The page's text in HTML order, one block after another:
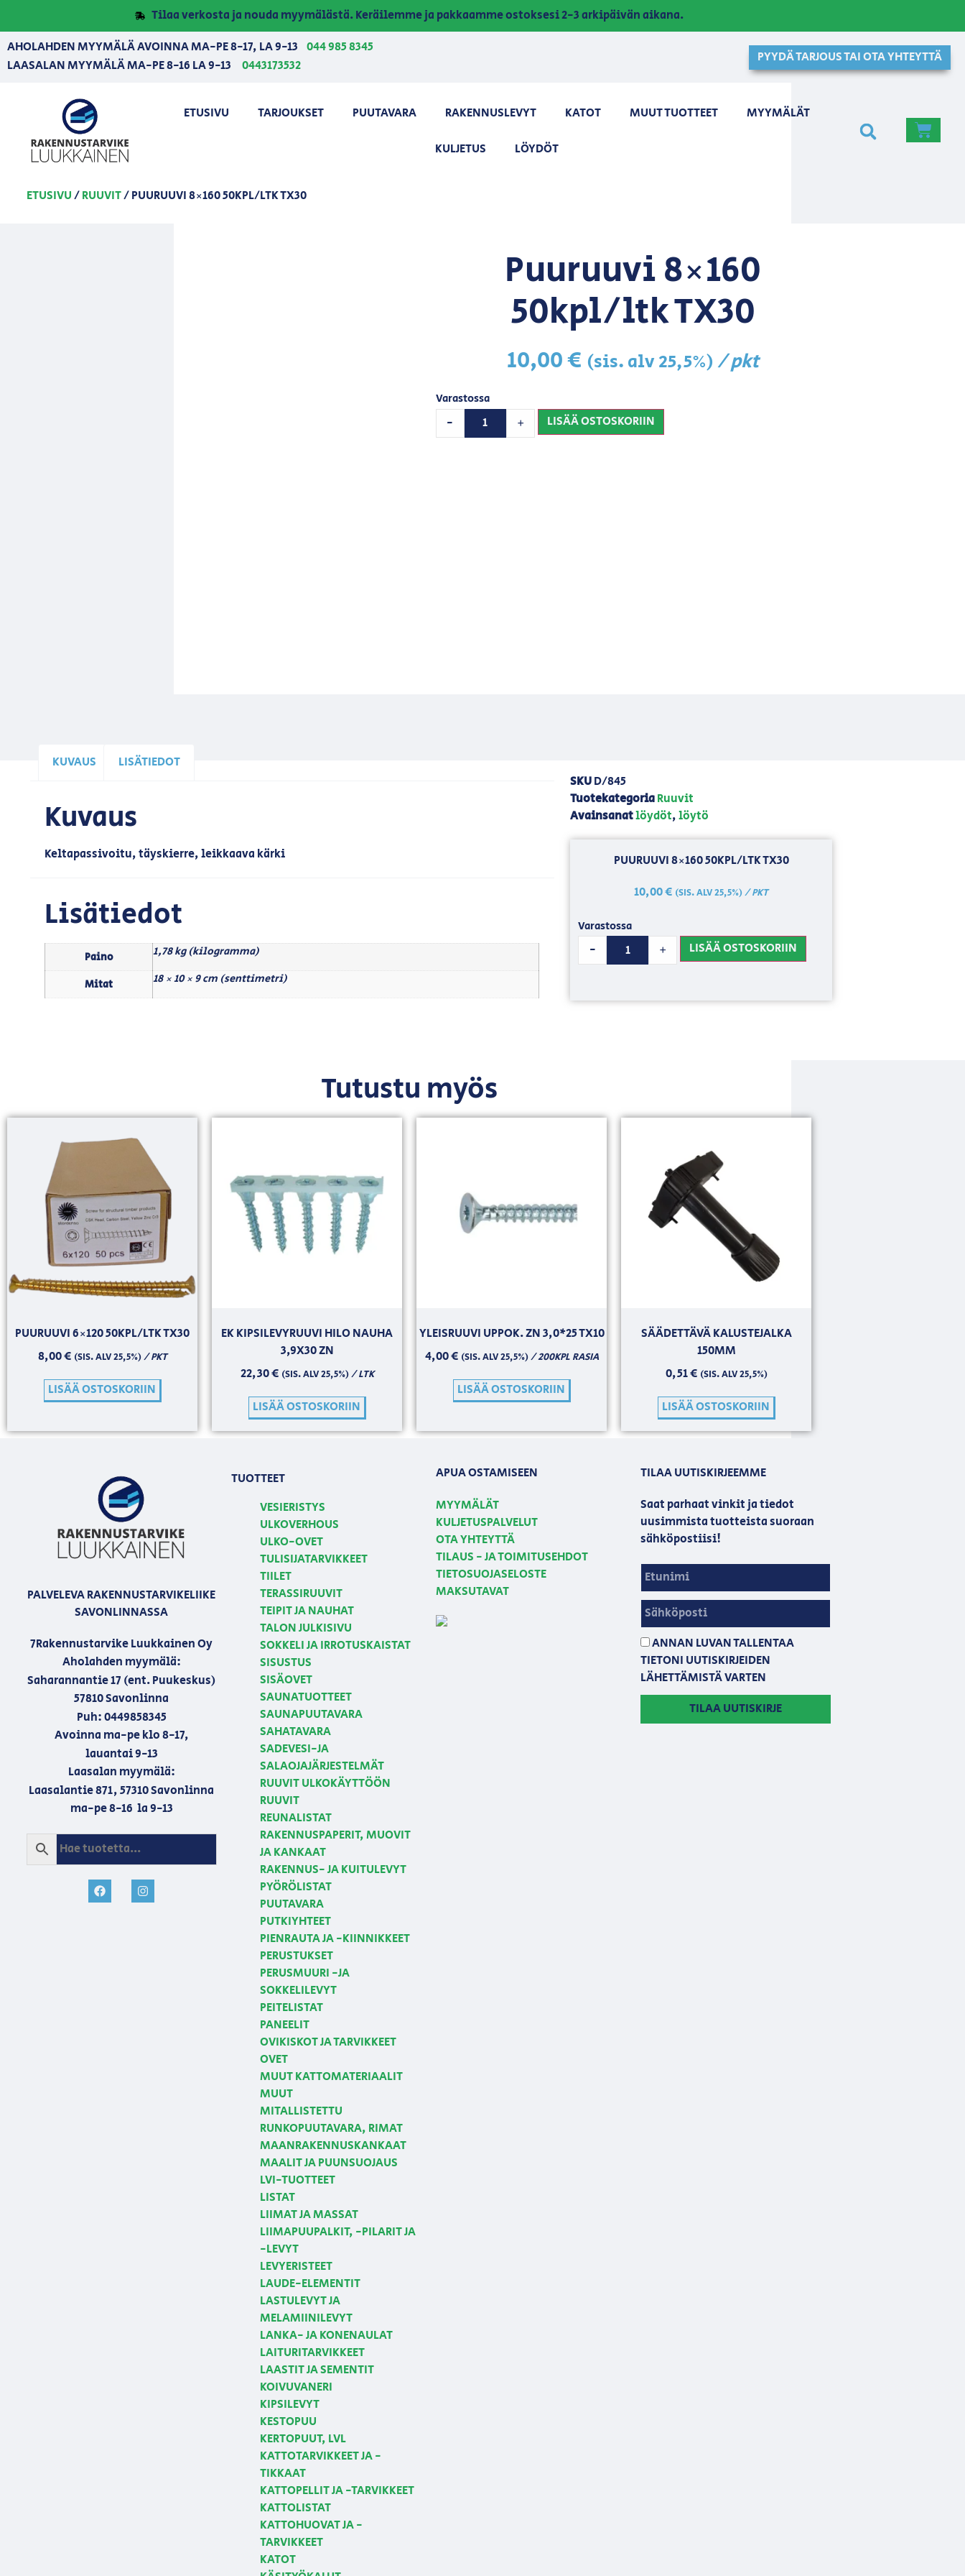
Tilaa verkosta ja nouda myymälästä. Keräilemme ja pakkaamme ostoksesi 2-3 arkipäivän aikana.
AHOLAHDEN MYYMÄLÄ AVOINNA MA-PE 8-17, LA 9-13 044 985 8345
LAASALAN MYYMÄLÄ MA-PE 8-16 LA 9-13
0443173532
PYYDÄ TARJOUS TAI OTA YHTEYTTÄ
ETUSIVU TARJOUKSET PUUTAVARA RAKENNUSLEVYT KATOT MUUT TUOTTEET MYYMÄLÄT
KULJETUS LÖYDÖT
ETUSIVU/RUUVIT/ PUURUUVI 8×160 50KPL/LTK TX30
Puuruuvi 8×160
50kpl/ltk TX30
10,00€ (sis. alv 25,5%)/ pkt
Varastossa
- + LISÄÄ OSTOSKORIIN
KUVAUS LISÄTIEDOT
Kuvaus
Keltapassivoitu, täyskierre, leikkaava kärki
Lisätiedot
Paino 1,78 kg (kilogramma)
Mitat 18 × 10 × 9 cm (senttimetri)
SKUD/845
TuotekategoriaRuuvit
Avainsanatlöydöt,löytö
PUURUUVI 8×160 50KPL/LTK TX30
10,00€ (SIS. ALV 25,5%)/ PKT
Varastossa
- + LISÄÄ OSTOSKORIIN
Tutustu myös
PUURUUVI 6×120 50KPL/LTK TX30
8,00€ (SIS. ALV 25,5%)/ PKT
LISÄÄ OSTOSKORIIN
EK KIPSILEVYRUUVI HILO NAUHA
3,9X30 ZN
22,30€ (SIS. ALV 25,5%)/ LTK
LISÄÄ OSTOSKORIIN
YLEISRUUVI UPPOK. ZN 3,0*25 TX10
4,00€ (SIS. ALV 25,5%)/ 200KPL RASIA
LISÄÄ OSTOSKORIIN
SÄÄDETTÄVÄ KALUSTEJALKA
150MM
0,51€ (SIS. ALV 25,5%)
LISÄÄ OSTOSKORIIN
PALVELEVA RAKENNUSTARVIKELIIKE
SAVONLINNASSA
7Rakennustarvike Luukkainen Oy
Aholahden myymälä:
Saharannantie 17 (ent. Puukeskus)
57810 Savonlinna
Puh: 0449858345
Avoinna ma-pe klo 8-17,
lauantai 9-13
Laasalan myymälä:
Laasalantie 871, 57310 Savonlinna
ma-pe 8-16 la 9-13
TUOTTEET
VESIERISTYS
ULKOVERHOUS
ULKO-OVET
TULISIJATARVIKKEET
TIILET
TERASSIRUUVIT
TEIPIT JA NAUHAT
TALON JULKISIVU
SOKKELI JA IRROTUSKAISTAT
SISUSTUS
SISÄOVET
SAUNATUOTTEET
SAUNAPUUTAVARA
SAHATAVARA
SADEVESI-JA
SALAOJAJÄRJESTELMÄT
RUUVIT ULKOKÄYTTÖÖN
RUUVIT
REUNALISTAT
RAKENNUSPAPERIT, MUOVIT
JA KANKAAT
RAKENNUS- JA KUITULEVYT
PYÖRÖLISTAT
PUUTAVARA
PUTKIYHTEET
PIENRAUTA JA -KIINNIKKEET
PERUSTUKSET
PERUSMUURI -JA
SOKKELILEVYT
PEITELISTAT
PANEELIT
OVIKISKOT JA TARVIKKEET
OVET
MUUT KATTOMATERIAALIT
MUUT
MITALLISTETTU
RUNKOPUUTAVARA, RIMAT
MAANRAKENNUSKANKAAT
MAALIT JA PUUNSUOJAUS
LVI-TUOTTEET
LISTAT
LIIMAT JA MASSAT
LIIMAPUUPALKIT, -PILARIT JA
-LEVYT
LEVYERISTEET
LAUDE-ELEMENTIT
LASTULEVYT JA
MELAMIINILEVYT
LANKA- JA KONENAULAT
LAITURITARVIKKEET
LAASTIT JA SEMENTIT
KOIVUVANERI
KIPSILEVYT
KESTOPUU
KERTOPUUT, LVL
KATTOTARVIKKEET JA -
TIKKAAT
KATTOPELLIT JA -TARVIKKEET
KATTOLISTAT
KATTOHUOVAT JA -
TARVIKKEET
KATOT
APUA OSTAMISEEN
MYYMÄLÄT
KULJETUSPALVELUT
OTA YHTEYTTÄ
TILAUS - JA TOIMITUSEHDOT
TIETOSUOJASELOSTE
MAKSUTAVAT
TILAA UUTISKIRJEEMME
Saat parhaat vinkit ja tiedot
uusimmista tuotteista suoraan
sähköpostiisi!
ANNAN LUVAN TALLENTAA
TIETONI UUTISKIRJEIDEN
LÄHETTÄMISTÄ VARTEN
TILAA UUTISKIRJE